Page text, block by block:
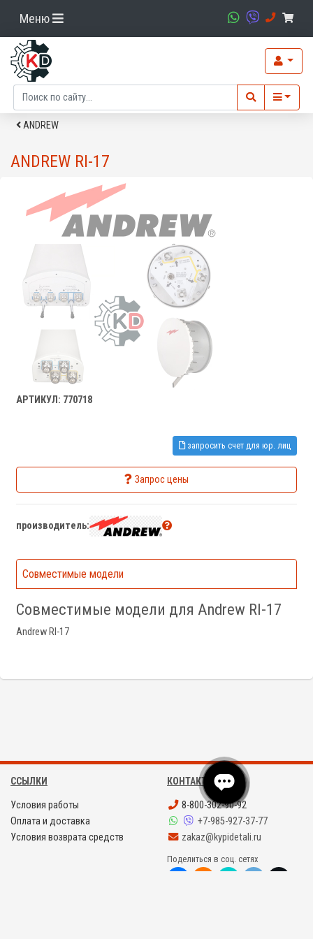
Меню
ANDREW
ANDREW RI-17
АРТИКУЛ: 770718
запросить счет для юр. лиц
Запрос цены
производитель:
Совместимые модели
Совместимые модели для Andrew RI-17
Andrew RI-17
ССЫЛКИ
Условия работы
Оплата и доставка
Условия возврата средств
КОНТАКТЫ
8-800-302-90-92
+7-985-927-37-77
zakaz@kypidetali.ru
Поделиться в соц. сетях